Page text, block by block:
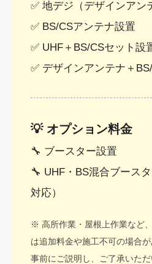
✅ 地デジ（デザインアン
✅ BS/CSアンテナ設置
✅ UHF＋BS/CSセット設
✅ デザインアンテナ＋
💡 オプション料金
🔧 ブースター設置
🔧 UHF・BS混合ブース
対応）
※ 高所作業・屋根上作業など
は追加料金や施工不可の場合が
事前にご説明し、ご了承いた